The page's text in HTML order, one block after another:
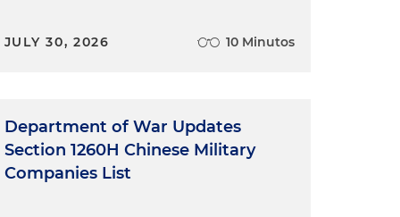
JULY 30, 2026 10 Minutos
Department of War Updates
Section 1260H Chinese Military
Companies List